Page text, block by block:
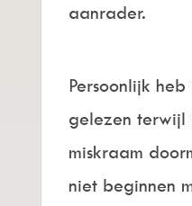
aanrader.
Persoonlijk
gelezen terwijl
miskraam
niet beginnen